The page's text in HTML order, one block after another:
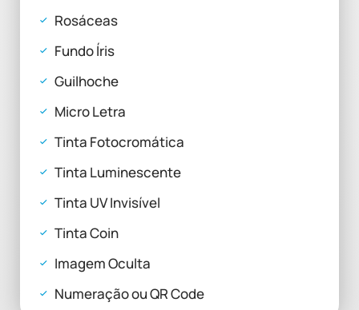
Rosáceas
Fundo Íris
Guilhoche
Micro Letra
Tinta Fotocromática
Tinta Luminescente
Tinta UV Invisível
Tinta Coin
Imagem Oculta
Numeração ou QR Code